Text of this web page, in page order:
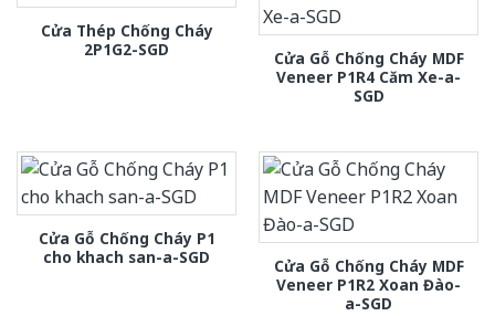
Cửa Thép Chống Cháy
2P1G2-SGD
Cửa Gỗ Chống Cháy MDF
Veneer P1R4 Căm Xe-a-
SGD
Cửa Gỗ Chống Cháy P1
cho khach san-a-SGD
Cửa Gỗ Chống Cháy MDF
Veneer P1R2 Xoan Đào-
a-SGD